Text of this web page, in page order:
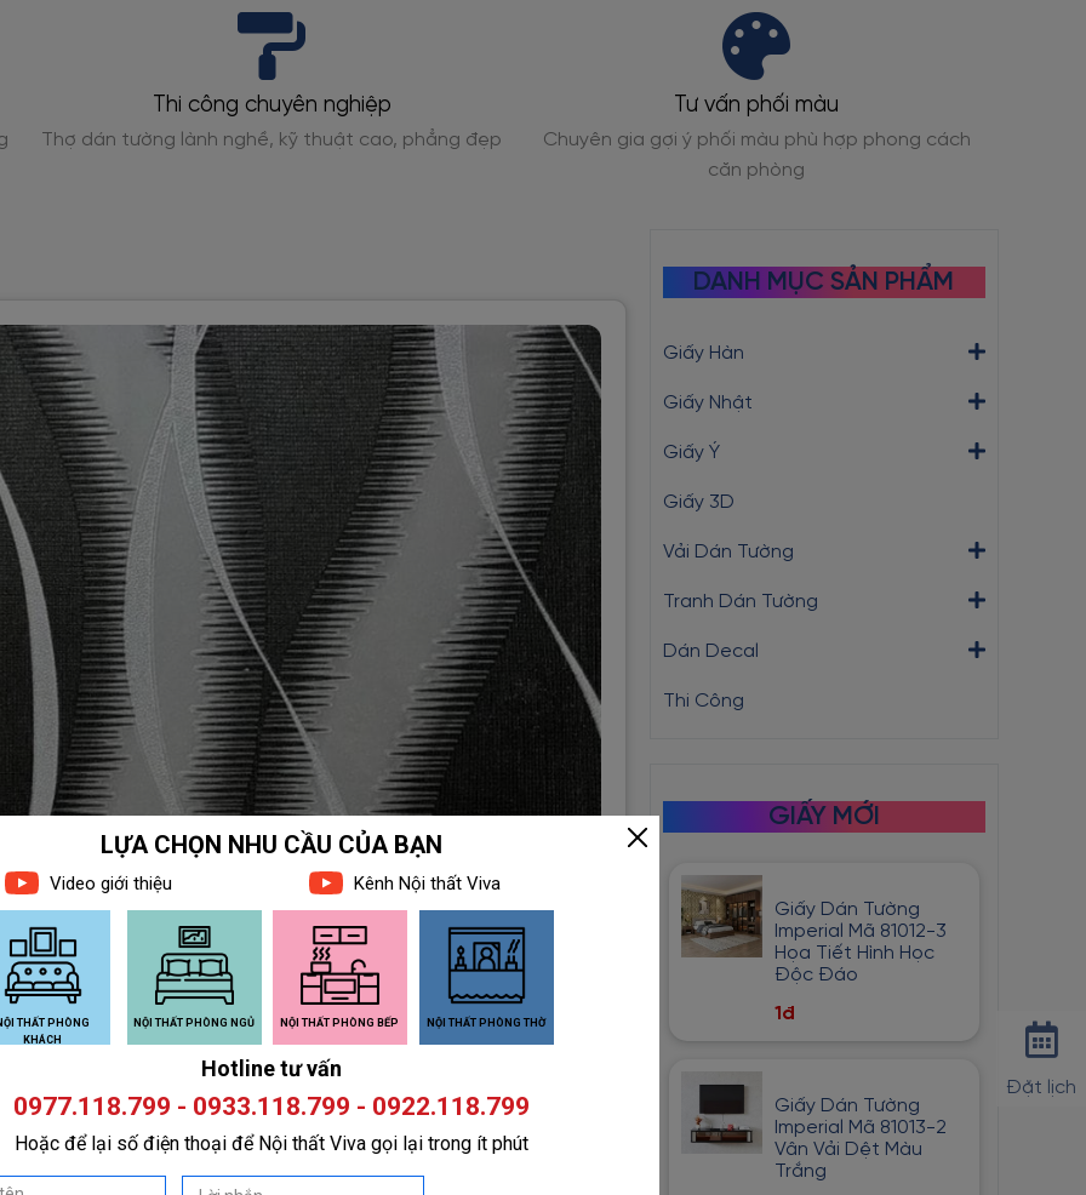
Thi công chuyên nghiệp
Thợ dán tường lành nghề, kỹ thuật cao, phẳng đẹp
Tư vấn phối màu
Chuyên gia gợi ý phối màu phù hợp phong cách
căn phòng
DANH MỤC SẢN PHẨM
Giấy Hàn
Giấy Nhật
Giấy Ý
Giấy 3D
Vải Dán Tường
Tranh Dán Tường
Dán Decal
Thi Công
GIẤY MỚI
Giấy Dán Tường
Imperial Mã 81012-3
Họa Tiết Hình Học
Độc Đáo
1đ
Giấy Dán Tường
Imperial Mã 81013-2
Vân Vải Dệt Màu
Trắng
Đặt lịch